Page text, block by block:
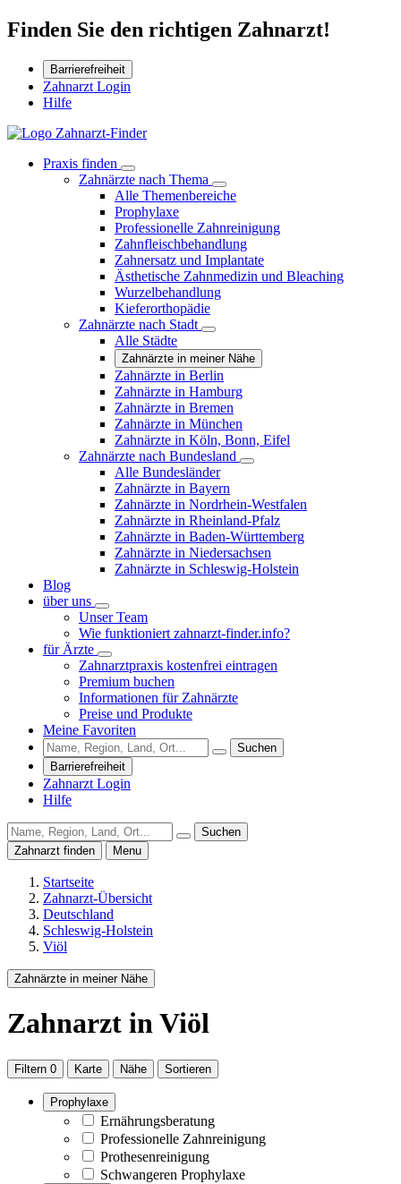
Finden Sie den richtigen Zahnarzt!
Barrierefreiheit
Zahnarzt Login
Hilfe
Praxis finden
Zahnärzte nach Thema
Alle Themenbereiche
Prophylaxe
Professionelle Zahnreinigung
Zahnfleischbehandlung
Zahnersatz und Implantate
Ästhetische Zahnmedizin und Bleaching
Wurzelbehandlung
Kieferorthopädie
Zahnärzte nach Stadt
Alle Städte
Zahnärzte in meiner Nähe
Zahnärzte in Berlin
Zahnärzte in Hamburg
Zahnärzte in Bremen
Zahnärzte in München
Zahnärzte in Köln, Bonn, Eifel
Zahnärzte nach Bundesland
Alle Bundesländer
Zahnärzte in Bayern
Zahnärzte in Nordrhein-Westfalen
Zahnärzte in Rheinland-Pfalz
Zahnärzte in Baden-Württemberg
Zahnärzte in Niedersachsen
Zahnärzte in Schleswig-Holstein
Blog
über uns
Unser Team
Wie funktioniert zahnarzt-finder.info?
für Ärzte
Zahnarztpraxis kostenfrei eintragen
Premium buchen
Informationen für Zahnärzte
Preise und Produkte
Meine Favoriten
Suchen
Barrierefreiheit
Zahnarzt Login
Hilfe
Suchen
Zahnarzt finden
Menu
Startseite
Zahnarzt-Übersicht
Deutschland
Schleswig-Holstein
Viöl
Zahnärzte in meiner Nähe
Zahnarzt in Viöl
Filtern 0 Karte Nähe Sortieren
Prophylaxe
Ernährungsberatung
Professionelle Zahnreinigung
Prothesenreinigung
Schwangeren Prophylaxe